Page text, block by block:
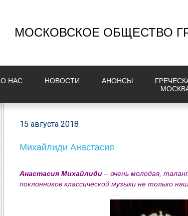
МОСКОВСКОЕ ОБЩЕСТВО
О НAС НОВОСТИ AНОНСЫ
15 августа 2018
Михайлиди Анастасия
Анастасия Михайлиди – очень молодая,
поклонников классической музыки не только